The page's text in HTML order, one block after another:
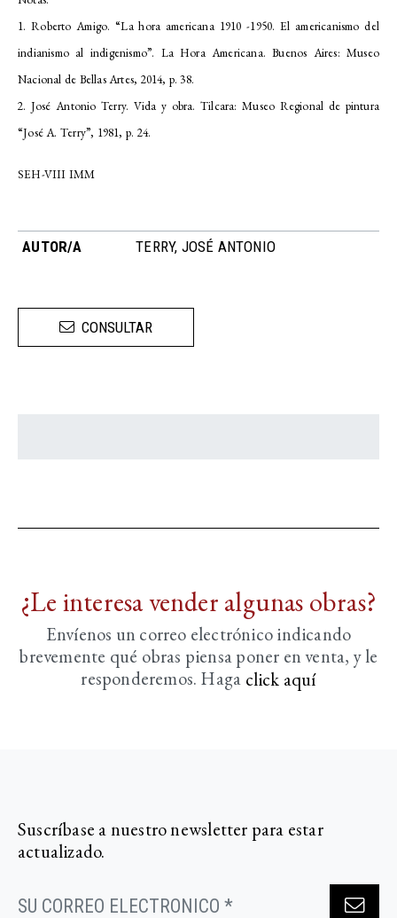
1. Roberto Amigo. “La hora americana 1910 -1950. El americanismo del
indianismo al indigenismo”. La Hora Americana. Buenos Aires: Museo
Nacional de Bellas Artes, 2014, p. 38.
2. José Antonio Terry. Vida y obra. Tilcara: Museo Regional de pintura
“José A. Terry”, 1981, p. 24.
SEH-VIII IMM
AUTOR/A TERRY, JOSÉ ANTONIO
CONSULTAR
¿Le interesa vender algunas obras?
Envíenos un correo electrónico indicando
brevemente qué obras piensa poner en venta, y le
responderemos. Haga click aquí­
Suscríbase a nuestro newsletter para estar
actualizado.